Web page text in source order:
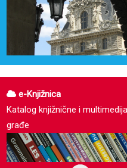
e-Knjižnica
Katalog knjižnične i
građe